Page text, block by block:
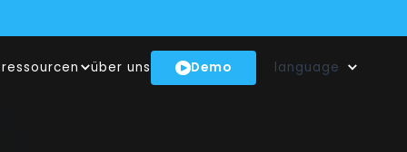
NEWSROOM!
INNOVATIONSHUB
GENAI-MODELL
ressourcen über uns Demo language